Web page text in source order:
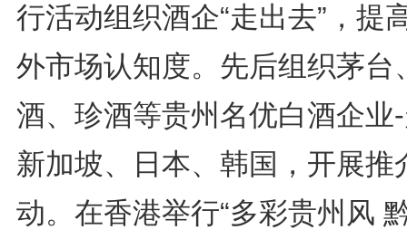
行活动组织酒企“走出去”，提
外市场认知度。先后组织茅台
酒、珍酒等贵州名优白酒企业
新加坡、日本、韩国，开展推
动。在香港举行“多彩贵州风